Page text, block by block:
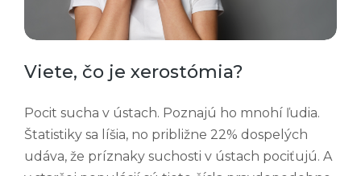
Viete, čo je xerostómia?
Pocit sucha v ústach. Poznajú ho mnohí ľudia.
Štatistiky sa líšia, no približne 22% dospelých
udáva, že príznaky suchosti v ústach pociťujú. A